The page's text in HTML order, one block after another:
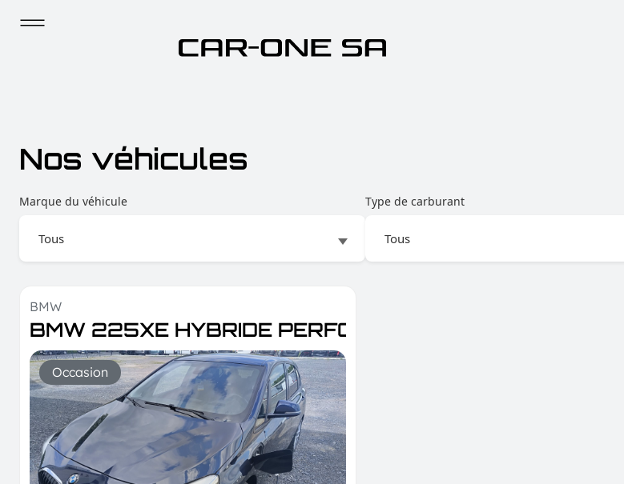
Nos véhicules
Marque du véhicule Type de carburant
BMW
BMW 225XE HYBRIDE PERFORMANCE MOD.2020
Occasion
TVA déductible